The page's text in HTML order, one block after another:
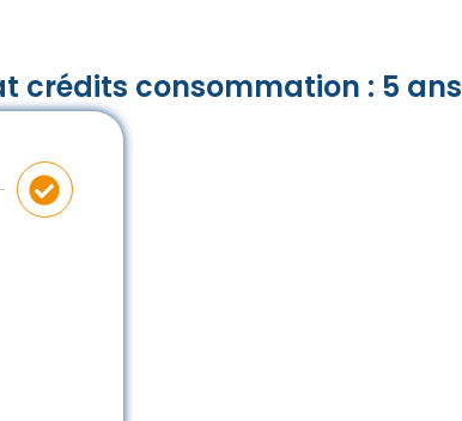
crédits consommation : 5 ans